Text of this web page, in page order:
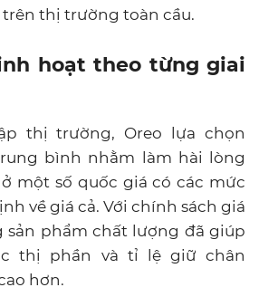
thị trường toàn cầu.
hoạt theo từng giai
thị trường, Oreo lựa chọn
bình nhằm làm hài lòng
một số quốc giá có các mức
về giá cả. Với chính sách giá
sản phẩm chất lượng đã giúp
thị phần và tỉ lệ giữ chân
hơn.